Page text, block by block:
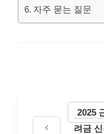
자주 묻는 질문
2025
려금